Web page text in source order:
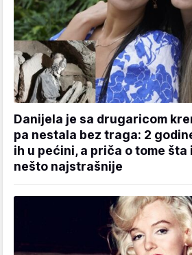
Danijela je sa drugaricom
pa nestala bez traga: 2
ih u pećini, a priča o tome šta
nešto najstrašnije